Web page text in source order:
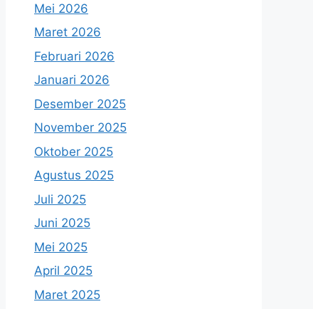
Mei 2026
Maret 2026
Februari 2026
Januari 2026
Desember 2025
November 2025
Oktober 2025
Agustus 2025
Juli 2025
Juni 2025
Mei 2025
April 2025
Maret 2025